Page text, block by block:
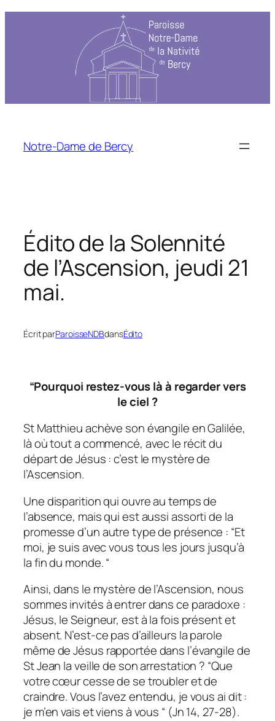
Notre-Dame de Bercy
Édito de la Solennité
de l’Ascension, jeudi 21
mai.
Écrit parParoisseNDBdansÉdito
“Pourquoi restez-vous là à regarder vers
le ciel ?
St Matthieu achève son évangile en Galilée,
là où tout a commencé, avec le récit du
départ de Jésus : c’est le mystère de
l’Ascension.
Une disparition qui ouvre au temps de
l’absence, mais qui est aussi assorti de la
promesse d’un autre type de présence : “Et
moi, je suis avec vous tous les jours jusqu’à
la fin du monde. “
Ainsi, dans le mystère de l’Ascension, nous
sommes invités à entrer dans ce paradoxe :
Jésus, le Seigneur, est à la fois présent et
absent. N’est-ce pas d’ailleurs la parole
même de Jésus rapportée dans l’évangile de
St Jean la veille de son arrestation ? “Que
votre cœur cesse de se troubler et de
craindre. Vous l’avez entendu, je vous ai dit :
je m’en vais et viens à vous “ (Jn 14, 27-28).